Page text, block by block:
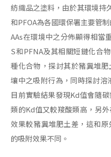
紡織品之塗料，由於其環境持
和PFOA為各國環保署主要管
AAs在環境中之分佈顯得相當
S和PFNA及其相關短鏈化合
種化合物，探討其於豬糞堆
壤中之吸附行為，同時探討溶
目前實驗結果發現Kd值會隨
類的Kd值又較羧酸類高，另
效果較豬糞堆肥土差，這和
的吸附效果不同。